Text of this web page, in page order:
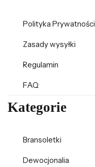
Polityka Prywatności
Zasady wysyłki
Regulamin
FAQ
Kategorie
Bransoletki
Dewocjonalia